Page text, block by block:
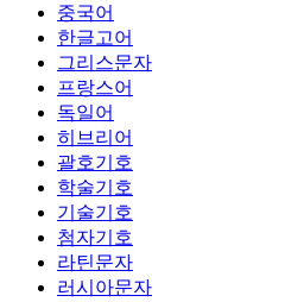
중국어
한글고어
그리스문자
프랑스어
독일어
히브리어
괄호기호
학술기호
기술기호
첨자기호
라틴문자
러시아문자